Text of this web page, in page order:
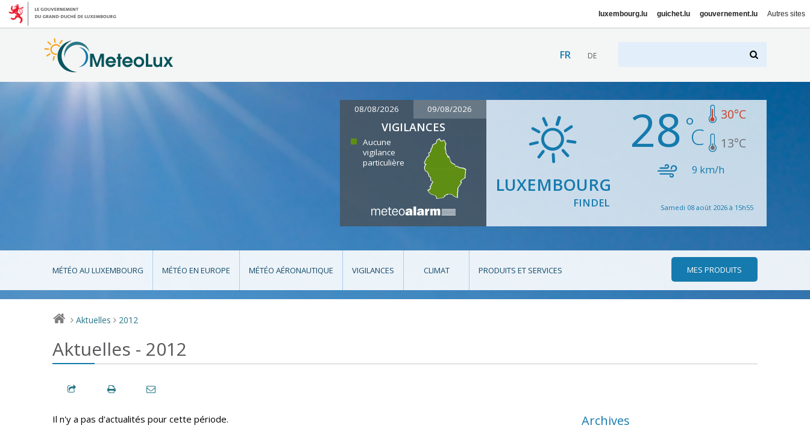
luxembourg.lu guichet.lu gouvernement.lu Autres sites
FR DE
08/08/2026 09/08/2026
VIGILANCES
Aucune
vigilance
particulière
LUXEMBOURG
FINDEL
28 30°C
13°C
9 km/h
Samedi 08 août 2026 à 15h55
MÉTÉO AU LUXEMBOURG MÉTÉO EN EUROPE MÉTÉO AÉRONAUTIQUE VIGILANCES CLIMAT PRODUITS ET SERVICES MES PRODUITS
> Aktuelles > 2012
Aktuelles - 2012
Il n'y a pas d'actualités pour cette période. Archives